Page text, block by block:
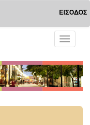
ΕΙΣΟΔΟΣ
Toggle